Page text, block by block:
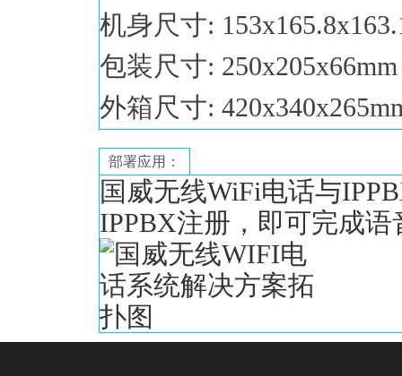
机身尺寸:
包装尺寸:
外箱尺寸:
部署应用：
国威无线WiFi电话与
IPPBX注册，即可完成